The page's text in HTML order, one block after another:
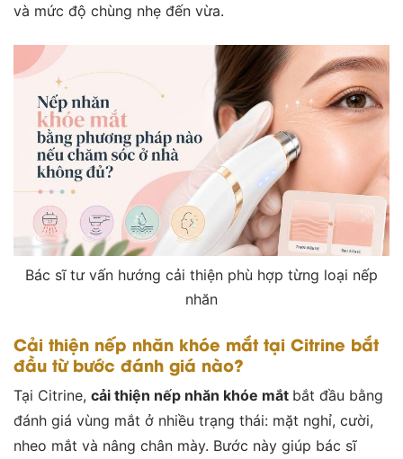
và mức độ chùng nhẹ đến vừa.
Bác sĩ tư vấn hướng cải thiện phù hợp từng loại nếp
nhăn
Cải thiện nếp nhăn khóe mắt tại Citrine bắt
đầu từ bước đánh giá nào?
Tại Citrine, cải thiện nếp nhăn khóe mắt bắt đầu bằng
đánh giá vùng mắt ở nhiều trạng thái: mặt nghỉ, cười,
nheo mắt và nâng chân mày. Bước này giúp bác sĩ